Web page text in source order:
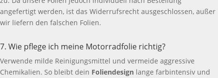
angefertigt werden, ist das Widerrufsrecht ausgeschlossen, außer
wir liefern den falschen Folien.
7. Wie pflege ich meine Motorradfolie richtig?
Verwende milde Reinigungsmittel und vermeide aggressive
Chemikalien. So bleibt dein Foliendesign lange farbintensiv und